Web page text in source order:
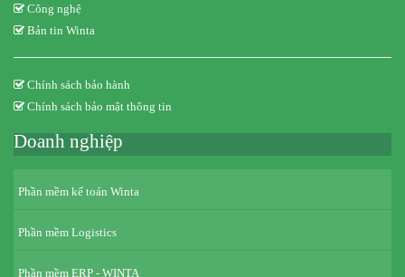
Công nghệ
Bản tin Winta
Chính sách bảo hành
Chính sách bảo mật thông tin
Doanh nghiệp
Phần mềm kế toán Winta
Phần mềm Logistics
Phần mềm ERP - WINTA